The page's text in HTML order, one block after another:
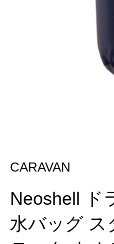
CARAVAN
Neoshell ド
水バッグ ス